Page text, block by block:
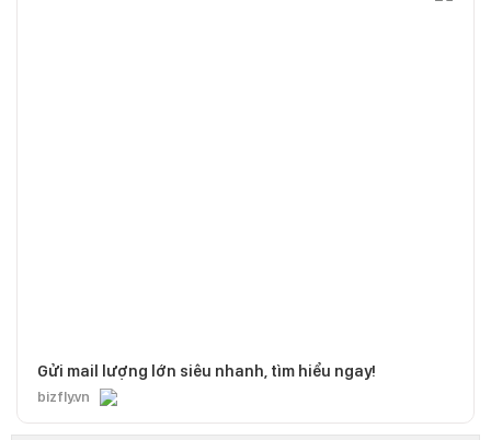
Gửi mail lượng lớn siêu nhanh, tìm hiểu ngay!
bizfly.vn